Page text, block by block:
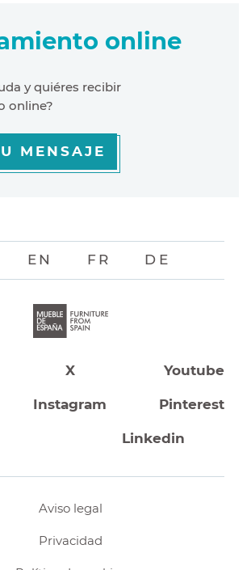
online
y quiéres recibir
online?
MENSAJE
X Youtube
Instagram Pinterest
Linkedin
EN FR DE
Aviso legal
Privacidad